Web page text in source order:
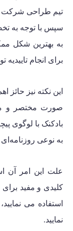
تیم طراحی شرکت
سپس با توجه به
به بهترین شکل
برای انجام
این نکته نیز
صورت مختصر و
بادکنک با لوگوی
به نوعی
علت این امر آن
کلیدی و مفید برای
استفاده می
نمایید.